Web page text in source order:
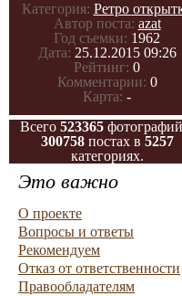
Категория: Ретро
Автор поста: azat
Год съемки: 1962
Дата: 25.12.2015 09:26
Рейтинг: 0
Комментарии: 0
Карта: -
Всего 523365
300758постах в 5257
категориях.
Это важно
О проекте
Вопросы и ответы
Рекомендуем
Отказ от ответственности
Правообладателям